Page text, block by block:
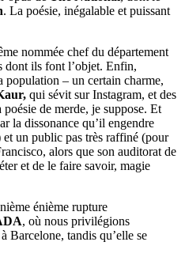
. La poésie, inégalable et puissant
nommée chef du département
dont ils font l’objet. Enfin,
population – un certain charme,
qui sévit sur Instagram, et des
de merde, je suppose. Et
la dissonance qu’il engendre
et un public pas très raffiné (pour
alors que son auditorat de
et de le faire savoir, magie
énième rupture
, où nous privilégions
Barcelone, tandis qu’elle se